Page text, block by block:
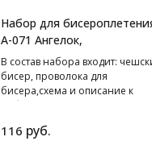
Набор для
А-071 Ангелок,
В cостав набора входит:
бисер, проволока для
бисера,схема и описание к
работе.
116 руб.